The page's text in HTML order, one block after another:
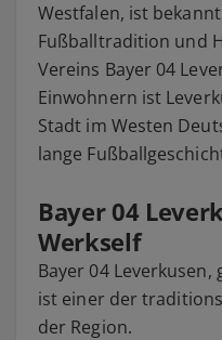
Westfalen, ist
Fußballtradition und
Vereins Bayer 04
Einwohnern ist
Stadt im Westen
lange
Bayer 04
Werkself
Bayer 04 Leverkusen,
ist einer der
der Region.